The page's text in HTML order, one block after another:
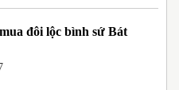
đôi lộc bình sứ Bát